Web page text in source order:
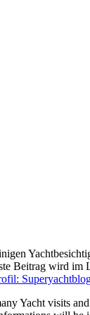
Beitrag wird
Yacht visits